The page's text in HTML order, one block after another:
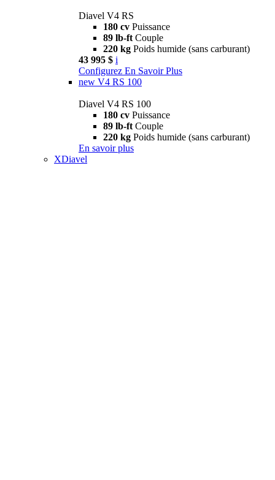
Diavel V4 RS
180 cv Puissance
89 lb-ft Couple
220 kg Poids humide (sans carburant)
43 995 $ i
Configurez En Savoir Plus
new V4 RS 100
Diavel V4 RS 100
180 cv Puissance
89 lb-ft Couple
220 kg Poids humide (sans carburant)
En savoir plus
XDiavel